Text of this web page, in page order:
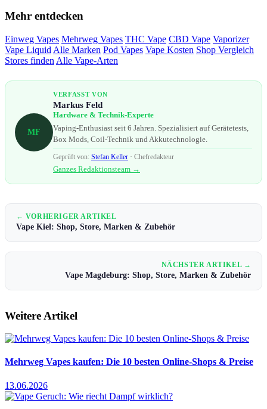
Mehr entdecken
Einweg Vapes Mehrweg Vapes THC Vape CBD Vape Vaporizer
Vape Liquid Alle Marken Pod Vapes Vape Kosten Shop Vergleich
Stores finden Alle Vape-Arten
MF
VERFASST VON
Markus Feld
Hardware & Technik-Experte
Vaping-Enthusiast seit 6 Jahren. Spezialisiert auf Gerätetests,
Box Mods, Coil-Technik und Akkutechnologie.
Geprüft von: Stefan Keller · Chefredakteur
Ganzes Redaktionsteam →
← VORHERIGER ARTIKEL
Vape Kiel: Shop, Store, Marken & Zubehör
NÄCHSTER ARTIKEL →
Vape Magdeburg: Shop, Store, Marken & Zubehör
Weitere Artikel
Mehrweg Vapes kaufen: Die 10 besten Online-Shops & Preise
13.06.2026